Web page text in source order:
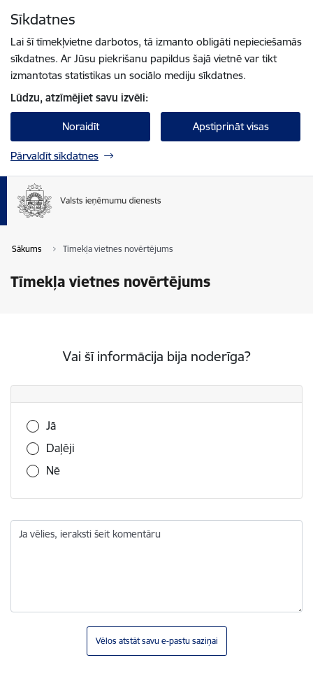
Sīkdatnes
Lai šī tīmekļvietne darbotos, tā izmanto obligāti nepieciešamās
sīkdatnes. Ar Jūsu piekrišanu papildus šajā vietnē var tikt
izmantotas statistikas un sociālo mediju sīkdatnes.
Lūdzu, atzīmējiet savu izvēli:
Noraidīt Apstiprināt visas
Pārvaldīt sīkdatnes
Sākums Tīmekļa vietnes novērtējums
Tīmekļa vietnes novērtējums
Vai šī informācija bija noderīga?
Vai šī informācija bija noderīga?
Jā
Daļēji
Nē
Ja vēlies, ieraksti šeit komentāru
Vēlos atstāt savu e-pastu saziņai